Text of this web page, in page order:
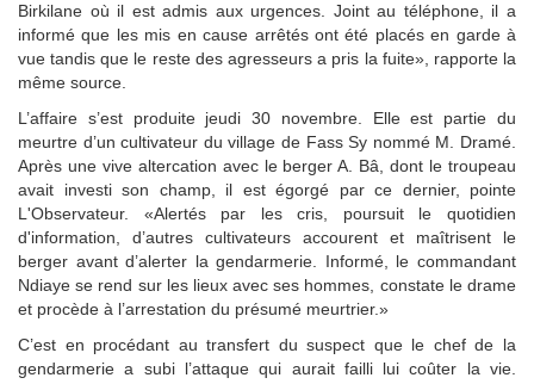
Birkilane où il est admis aux urgences. Joint au téléphone, il a
informé que les mis en cause arrêtés ont été placés en garde à
vue tandis que le reste des agresseurs a pris la fuite», rapporte la
même source.
L’affaire s’est produite jeudi 30 novembre. Elle est partie du
meurtre d’un cultivateur du village de Fass Sy nommé M. Dramé.
Après une vive altercation avec le berger A. Bâ, dont le troupeau
avait investi son champ, il est égorgé par ce dernier, pointe
L'Observateur. «Alertés par les cris, poursuit le quotidien
d'information, d’autres cultivateurs accourent et maîtrisent le
berger avant d’alerter la gendarmerie. Informé, le commandant
Ndiaye se rend sur les lieux avec ses hommes, constate le drame
et procède à l’arrestation du présumé meurtrier.»
C’est en procédant au transfert du suspect que le chef de la
gendarmerie a subi l’attaque qui aurait failli lui coûter la vie.